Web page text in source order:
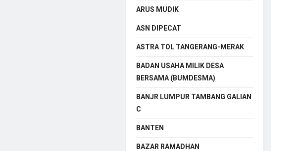
ARUS MUDIK
ASN DIPECAT
ASTRA TOL TANGERANG-MERAK
BADAN USAHA MILIK DESA
BERSAMA (BUMDESMA)
BANJR LUMPUR TAMBANG GALIAN
C
BANTEN
BAZAR RAMADHAN